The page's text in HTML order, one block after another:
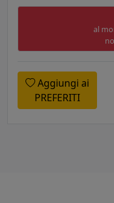
al
Aggiungi ai
PREFERITI